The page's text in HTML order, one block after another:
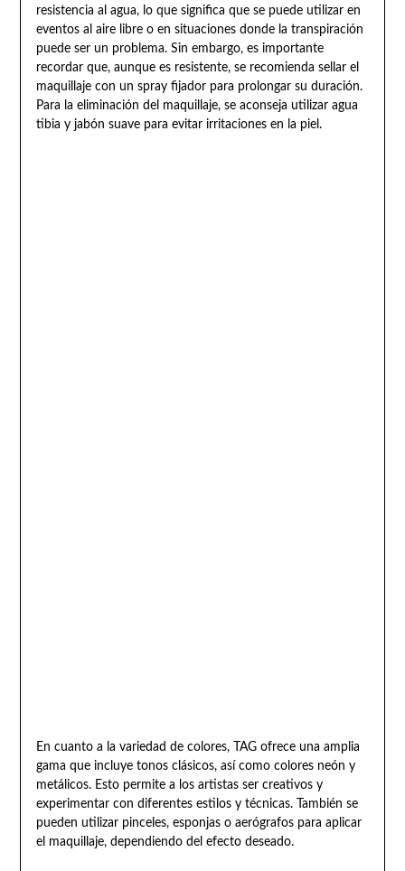
resistencia al agua, lo que significa que se puede utilizar en
eventos al aire libre o en situaciones donde la transpiración
puede ser un problema. Sin embargo, es importante
recordar que, aunque es resistente, se recomienda sellar el
maquillaje con un spray fijador para prolongar su duración.
Para la eliminación del maquillaje, se aconseja utilizar agua
tibia y jabón suave para evitar irritaciones en la piel.
En cuanto a la variedad de colores, TAG ofrece una amplia
gama que incluye tonos clásicos, así como colores neón y
metálicos. Esto permite a los artistas ser creativos y
experimentar con diferentes estilos y técnicas. También se
pueden utilizar pinceles, esponjas o aerógrafos para aplicar
el maquillaje, dependiendo del efecto deseado.